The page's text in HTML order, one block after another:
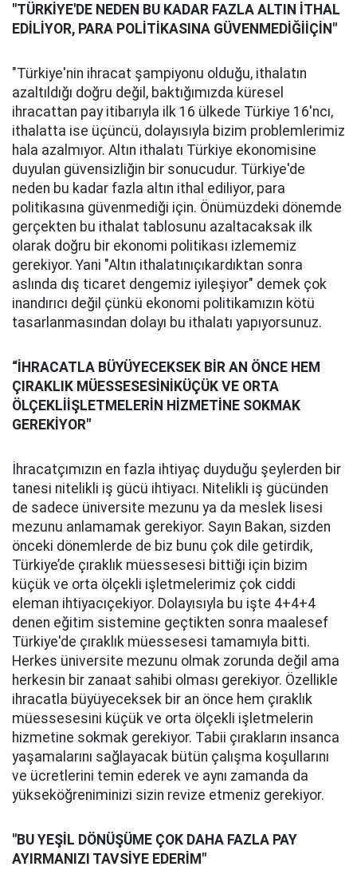
"TÜRKİYE'DE NEDEN BU KADAR FAZLA ALTIN İTHAL
EDİLİYOR, PARA POLİTİKASINA GÜVENMEDİĞİİÇİN"
"Türkiye'nin ihracat şampiyonu olduğu, ithalatın
azaltıldığı doğru değil, baktığımızda küresel
ihracattan pay itibarıyla ilk 16 ülkede Türkiye 16'ncı,
ithalatta ise üçüncü, dolayısıyla bizim problemlerimiz
hala azalmıyor. Altın ithalatı Türkiye ekonomisine
duyulan güvensizliğin bir sonucudur. Türkiye'de
neden bu kadar fazla altın ithal ediliyor, para
politikasına güvenmediği için. Önümüzdeki dönemde
gerçekten bu ithalat tablosunu azaltacaksak ilk
olarak doğru bir ekonomi politikası izlememiz
gerekiyor. Yani "Altın ithalatınıçıkardıktan sonra
aslında dış ticaret dengemiz iyileşiyor" demek çok
inandırıcı değil çünkü ekonomi politikamızın kötü
tasarlanmasından dolayı bu ithalatı yapıyorsunuz.
“ HRACATLA BÜYÜYECEKSEK B R AN ÖNCE HEM
ÇIRAKLIK MÜESSESES İNİ KÜÇÜK VE ORTA
ÖLÇEKL İŞLETMELERİN HİZMETİNE SOKMAK
GEREK YOR"
İhracatçımızın en fazla ihtiyaç duyduğu şeylerden bir
tanesi nitelikli iş gücü ihtiyacı. Nitelikli iş gücünden
de sadece üniversite mezunu ya da meslek lisesi
mezunu anlamamak gerekiyor. Sayın Bakan, sizden
önceki dönemlerde de biz bunu çok dile getirdik,
Türkiye’de çıraklık müessesesi bittiği için bizim
küçük ve orta ölçekli işletmelerimiz çok ciddi
eleman ihtiyacıçekiyor. Dolayısıyla bu işte 4+4+4
denen eğitim sistemine geçtikten sonra maalesef
Türkiye'de çıraklık müessesesi tamamıyla bitti.
Herkes üniversite mezunu olmak zorunda değil ama
herkesin bir zanaat sahibi olması gerekiyor. Özellikle
ihracatla büyüyeceksek bir an önce hem çıraklık
müessesesini küçük ve orta ölçekli işletmelerin
hizmetine sokmak gerekiyor. Tabii çırakların insanca
yaşamalarını sağlayacak bütün çalışma koşullarını
ve ücretlerini temin ederek ve aynı zamanda da
yükseköğreniminizi sizin revize etmeniz gerekiyor.
"BU YEŞ L DÖNÜŞÜME ÇOK DAHA FAZLA PAY
AYIRMANIZI TAVS YE EDER M"